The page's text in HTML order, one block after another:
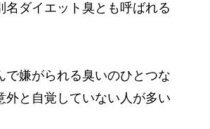
名ダイエット臭とも呼ばれる
で嫌がられる臭いのひとつな
外と自覚していない人が多い